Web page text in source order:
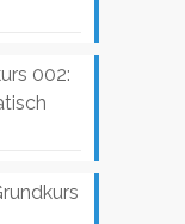
002: